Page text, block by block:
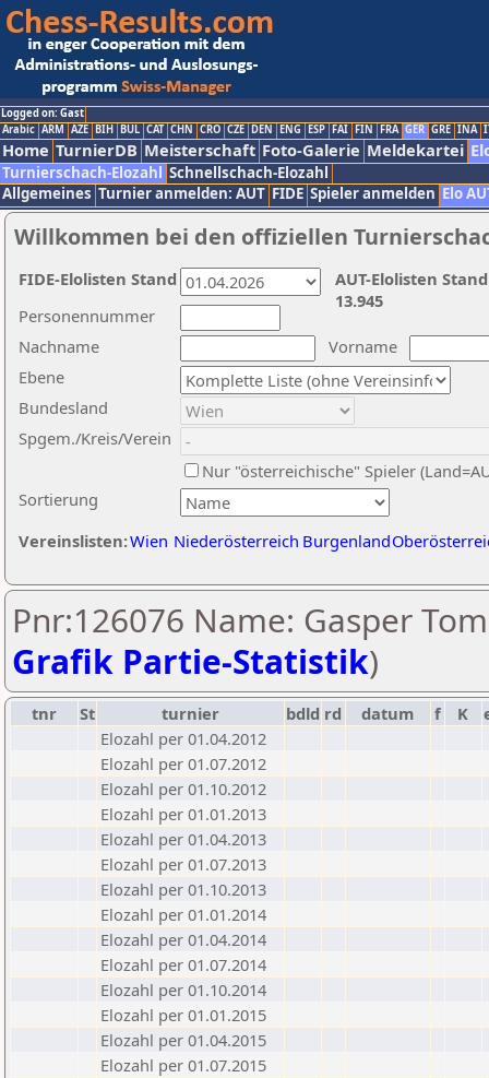
Logged on: Gast
Arabic ARM AZE BIH BUL CAT CHN CRO CZE DEN ENG ESP FAI FIN FRA GER GRE INA
Home TurnierDB Meisterschaft Foto-Galerie Meldekartei
Turnierschach-Elozahl Schnellschach-Elozahl
Allgemeines Turnier anmelden: AUT FIDE Spieler anmelden Elo
Willkommen bei den offiziellen
Nachname
Vorname
Ebene
Sortierung
Personennummer
Bundesland
Spgem./Kreis/Verein
Nur "österreichische" Spieler
Vereinslisten:Wien Niederösterreich Burgenland
AUT-Elolisten
13.945
FIDE-Elolisten Stand
Pnr:126076 Name: Gasper
Grafik Partie-Statistik)
tnr St turnier bdld rd datum f K
Elozahl per 01.04.2012
Elozahl per 01.07.2012
Elozahl per 01.10.2012
Elozahl per 01.01.2013
Elozahl per 01.04.2013
Elozahl per 01.07.2013
Elozahl per 01.10.2013
Elozahl per 01.01.2014
Elozahl per 01.04.2014
Elozahl per 01.07.2014
Elozahl per 01.10.2014
Elozahl per 01.01.2015
Elozahl per 01.04.2015
Elozahl per 01.07.2015